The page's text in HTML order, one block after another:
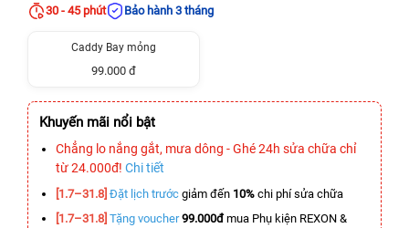
30 - 45 phút
Bảo hành 3 tháng
Caddy Bay mỏng
99.000 đ
Khuyến mãi nổi bật
Chẳng lo nắng gắt, mưa dông - Ghé 24h sửa chữa chỉ
từ 24.000đ! Chi tiết
[1.7–31.8] Đặt lịch trước giảm đến 10% chi phí sửa chữa
[1.7–31.8] Tặng voucher 99.000đmua Phụ kiện REXON &